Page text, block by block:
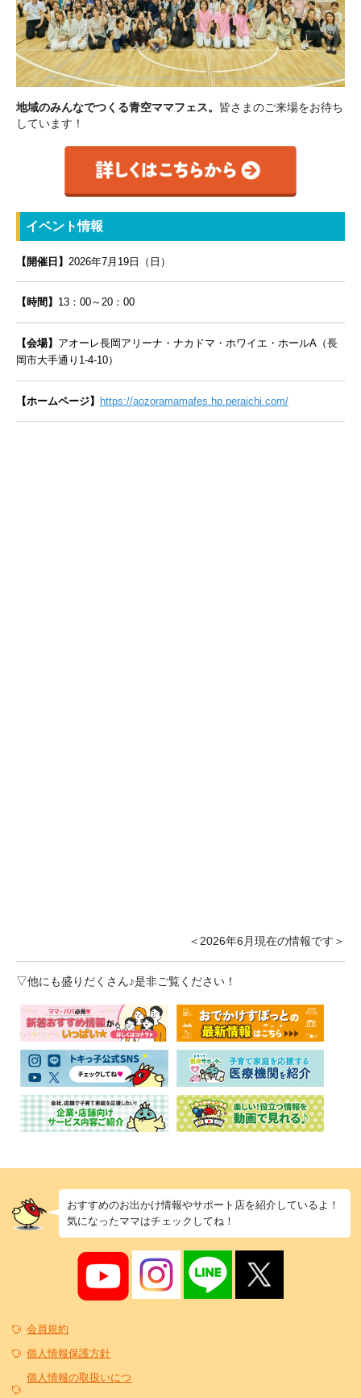
地域のみんなでつくる青空ママフェス。 皆さまのご来場をお待ち
しています！
イベント情報
【開催日】 2026年7月19日（日 ）
【時間】 13：00～20：00
【会場】 アオーレ長岡アリーナ・ナカドマ・ホワイエ・ホールA（長
岡市大手通り1-4-10）
【ホームページ】 https://aozoramamafes.hp.peraichi.com/
＜2026年6月現在の情報です＞
▽他にも盛りだくさん♪是非ご覧ください！
おすすめのお出かけ情報やサポート店を紹介しているよ！
気になったママはチェックしてね！
会員規約
個人情報保護方針
個人情報の取扱いにつ